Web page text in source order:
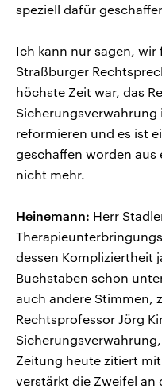
speziell dafür
Ich kann nur sagen,
Straßburger
höchste Zeit war, das
Sicherungsverwahrung
reformieren und es ist
geschaffen worden aus
nicht mehr.
Heinemann: Herr
dessen Kompliziertheit
Buchstaben schon
auch andere Stimmen,
Rechtsprofessor Jörg
Zeitung heute zitiert
verstärkt die Zweifel an